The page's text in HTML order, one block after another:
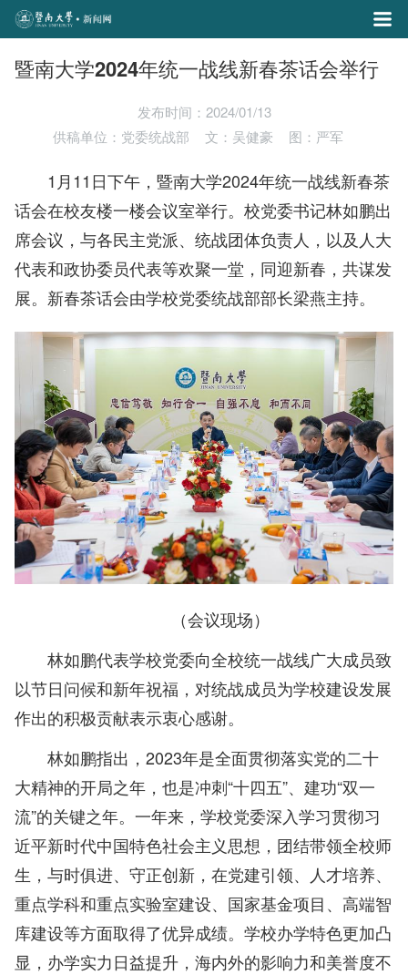
暨南大学2024年统一战线新春茶话会举行
发布时间：2024/01/13
供稿单位：党委统战部
文：吴健豪 图：严军
1月11日下午，暨南大学2024年统一战线新春茶
话会在校友楼一楼会议室举行。校党委书记林如鹏出
席会议，与各民主党派、统战团体负责人，以及人大
代表和政协委员代表等欢聚一堂，同迎新春，共谋发
展。新春茶话会由学校党委统战部部长梁燕主持。
（会议现场）
林如鹏代表学校党委向全校统一战线广大成员致
以节日问候和新年祝福，对统战成员为学校建设发展
作出的积极贡献表示衷心感谢。
林如鹏指出，2023年是全面贯彻落实党的二十
大精神的开局之年，也是冲刺“十四五”、建功“双一
流”的关键之年。一年来，学校党委深入学习贯彻习
近平新时代中国特色社会主义思想，团结带领全校师
生，与时俱进、守正创新，在党建引领、人才培养、
重点学科和重点实验室建设、国家基金项目、高端智
库建设等方面取得了优异成绩。学校办学特色更加凸
显，办学实力日益提升，海内外的影响力和美誉度不